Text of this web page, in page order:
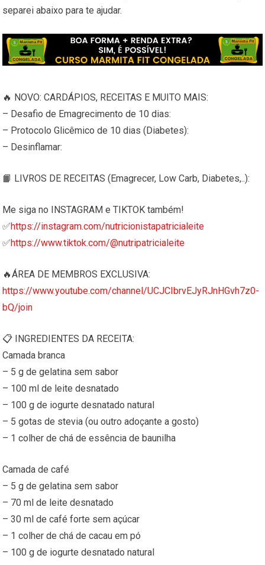
separei abaixo para te ajudar.
🔥 NOVO: CARDÁPIOS, RECEITAS E MUITO MAIS:
– Desafio de Emagrecimento de 10 dias:
– Protocolo Glicêmico de 10 dias (Diabetes):
– Desinflamar:
📙 LIVROS DE RECEITAS (Emagrecer, Low Carb, Diabetes,..):
Me siga no INSTAGRAM e TIKTOK também!
✅https://instagram.com/nutricionistapatricialeite
✅https://www.tiktok.com/@nutripatricialeite
🔥ÁREA DE MEMBROS EXCLUSIVA:
https://www.youtube.com/channel/UCJCIbrvEJyRJnHGvh7z0-
bQ/join
📋 INGREDIENTES DA RECEITA:
Camada branca
– 5 g de gelatina sem sabor
– 100 ml de leite desnatado
– 100 g de iogurte desnatado natural
– 5 gotas de stevia (ou outro adoçante a gosto)
– 1 colher de chá de essência de baunilha
Camada de café
– 5 g de gelatina sem sabor
– 70 ml de leite desnatado
– 30 ml de café forte sem açúcar
– 1 colher de chá de cacau em pó
– 100 g de iogurte desnatado natural